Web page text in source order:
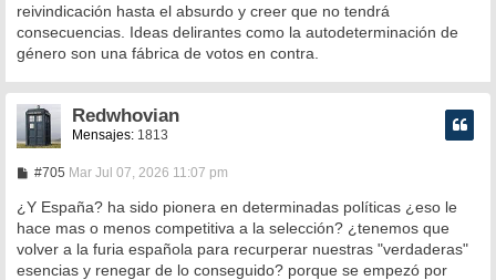
reivindicación hasta el absurdo y creer que no tendrá
consecuencias. Ideas delirantes como la autodeterminación de
género son una fábrica de votos en contra.
Redwhovian
Mensajes: 1813
#705M
n
s
a
j
e
Mar Jul 07, 2026 11:07 pm
¿Y España? ha sido pionera en determinadas políticas ¿eso le
hace mas o menos competitiva a la selección? ¿tenemos que
volver a la furia española para recurperar nuestras "verdaderas"
esencias y renegar de lo conseguido? porque se empezó por